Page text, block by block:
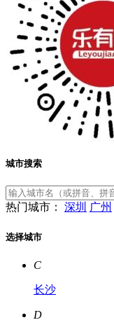
城市搜索
热门城市： 深圳 广州
选择城市
C
长沙
D